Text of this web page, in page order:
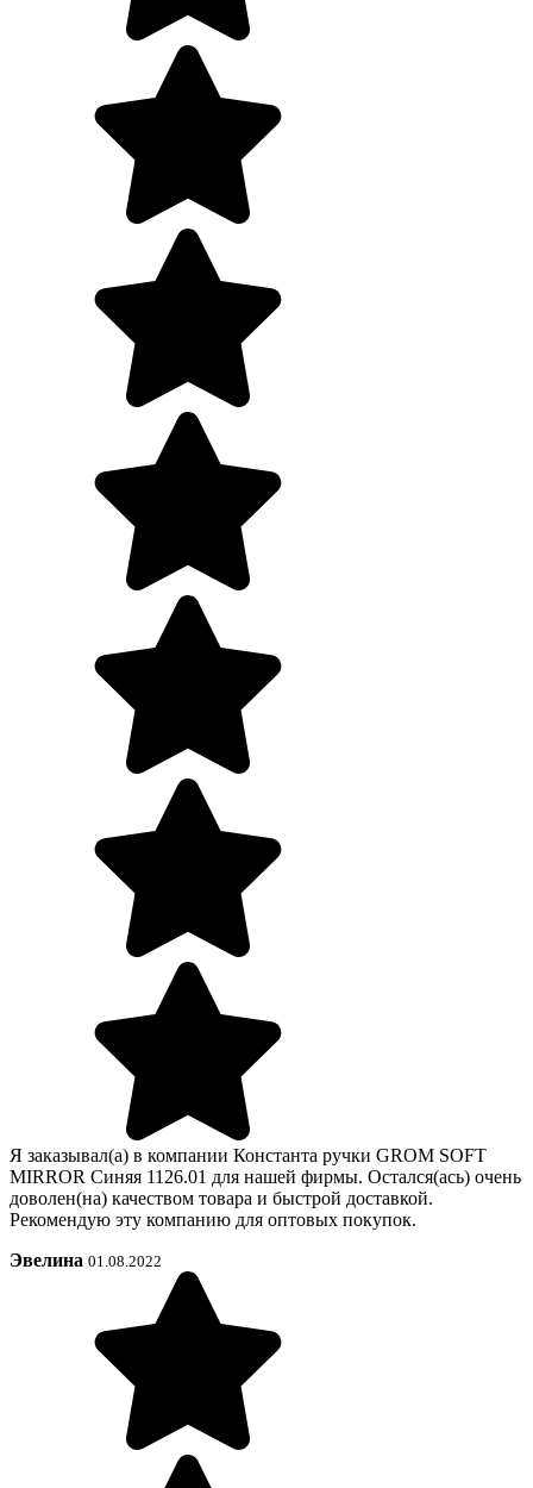
Я заказывал(а) в компании Константа ручки GROM SOFT
MIRROR Синяя 1126.01 для нашей фирмы. Остался(ась) очень
доволен(на) качеством товара и быстрой доставкой.
Рекомендую эту компанию для оптовых покупок.
Эвелина 01.08.2022